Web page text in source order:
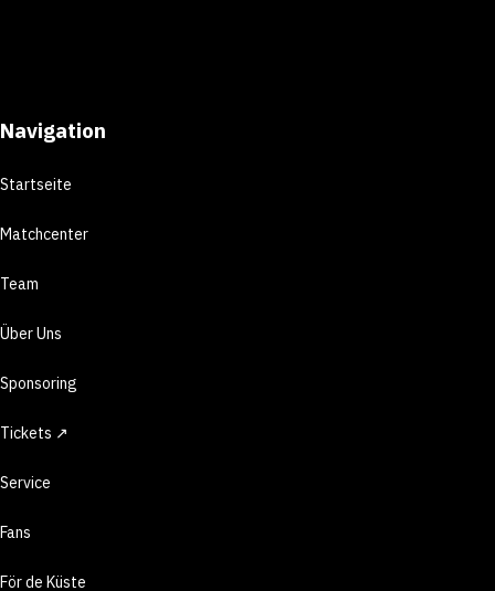
Navigation
Startseite
Matchcenter
Team
Über Uns
Sponsoring
Tickets ↗
Service
Fans
För de Küste